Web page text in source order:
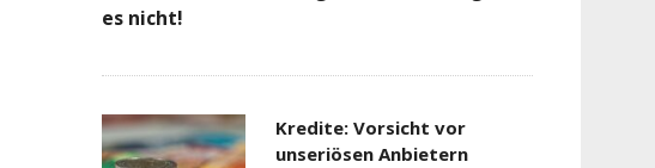
es nicht!
Kredite: Vorsicht vor
unseriösen Anbietern